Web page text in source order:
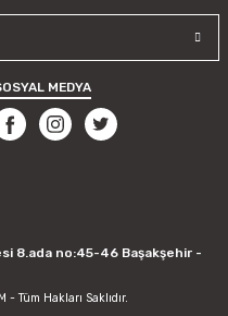
MEDYA
8.ada no:45-46 Başakşehir -
- Tüm Hakları Saklıdır.